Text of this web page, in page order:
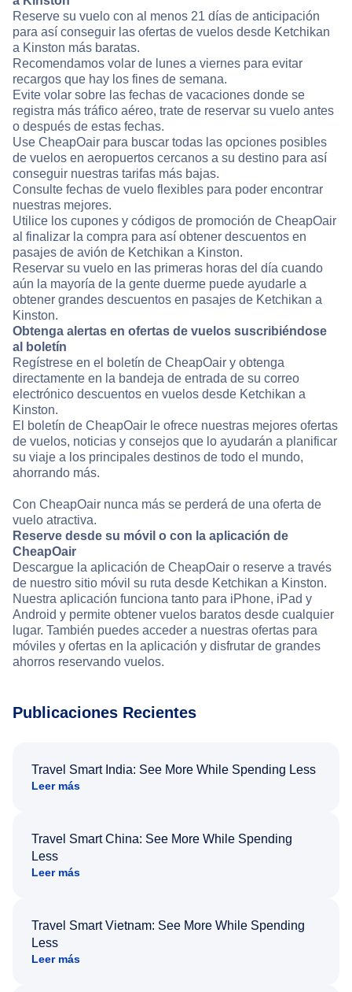
Reserve su vuelo con al menos 21 días de anticipación
para así conseguir las ofertas de vuelos desde Ketchikan
a Kinston más baratas.
Recomendamos volar de lunes a viernes para evitar
recargos que hay los fines de semana.
Evite volar sobre las fechas de vacaciones donde se
registra más tráfico aéreo, trate de reservar su vuelo antes
o después de estas fechas.
Use CheapOair para buscar todas las opciones posibles
de vuelos en aeropuertos cercanos a su destino para así
conseguir nuestras tarifas más bajas.
Consulte fechas de vuelo flexibles para poder encontrar
nuestras mejores.
Utilice los cupones y códigos de promoción de CheapOair
al finalizar la compra para así obtener descuentos en
pasajes de avión de Ketchikan a Kinston.
Reservar su vuelo en las primeras horas del día cuando
aún la mayoría de la gente duerme puede ayudarle a
obtener grandes descuentos en pasajes de Ketchikan a
Kinston.
Obtenga alertas en ofertas de vuelos suscribiéndose
al boletín
Regístrese en el boletín de CheapOair y obtenga
directamente en la bandeja de entrada de su correo
electrónico descuentos en vuelos desde Ketchikan a
Kinston.
El boletín de CheapOair le ofrece nuestras mejores ofertas
de vuelos, noticias y consejos que lo ayudarán a planificar
su viaje a los principales destinos de todo el mundo,
ahorrando más.
Con CheapOair nunca más se perderá de una oferta de
vuelo atractiva.
Reserve desde su móvil o con la aplicación de
CheapOair
Descargue la aplicación de CheapOair o reserve a través
de nuestro sitio móvil su ruta desde Ketchikan a Kinston.
Nuestra aplicación funciona tanto para iPhone, iPad y
Android y permite obtener vuelos baratos desde cualquier
lugar. También puedes acceder a nuestras ofertas para
móviles y ofertas en la aplicación y disfrutar de grandes
ahorros reservando vuelos.
Publicaciones Recientes
Travel Smart India: See More While Spending Less
Leer más
Travel Smart China: See More While Spending
Less
Leer más
Travel Smart Vietnam: See More While Spending
Less
Leer más